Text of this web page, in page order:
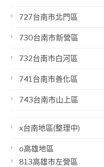
727台南市北門區
730台南市新營區
732台南市白河區
741台南市善化區
743台南市山上區
x台南地區(整理中)
o高雄地區
813高雄市左營區